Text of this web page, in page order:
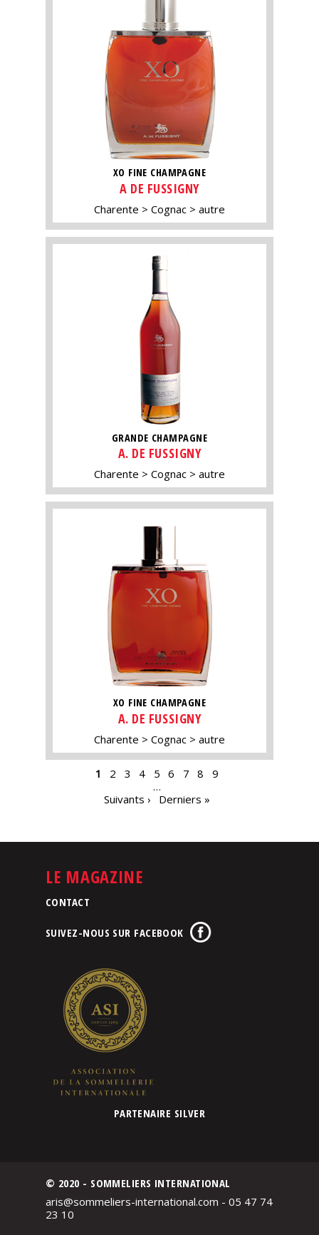
XO FINE CHAMPAGNE
A DE FUSSIGNY
Charente Cognac autre
GRANDE CHAMPAGNE
A. DE FUSSIGNY
Charente Cognac autre
XO FINE CHAMPAGNE
A. DE FUSSIGNY
Charente Cognac autre
1 2 3 4 5 6 7 8
9
…
Suivants ›
Derniers »
LE MAGAZINE
CONTACT
SUIVEZ-NOUS SUR FACEBOOK
PARTENAIRE SILVER
© 2020 - SOMMELIERS INTERNATIONAL
aris@sommeliers-international.com - 05 47 74
23 10